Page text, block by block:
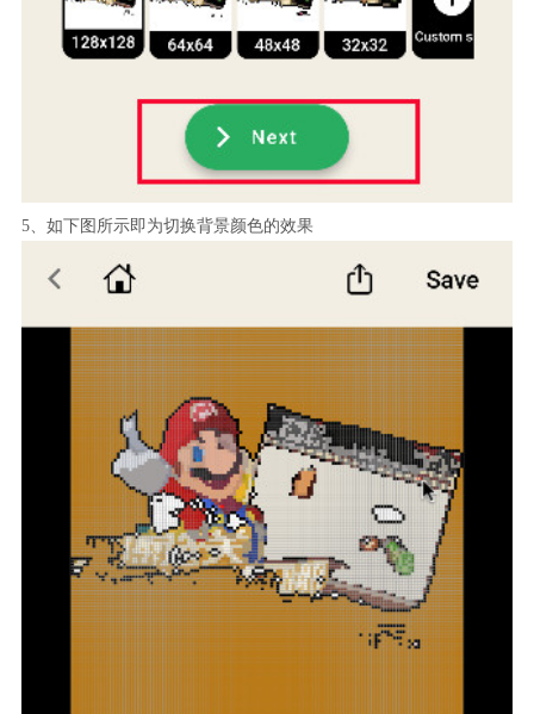
5、如下图所示即为切换背景颜色的效果